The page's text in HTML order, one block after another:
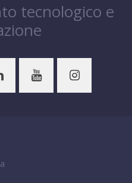
tecnologico e